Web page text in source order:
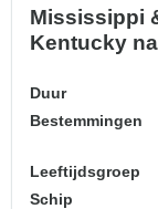
Mississippi
Kentucky
Duur
Bestemmingen
Leeftijdsgroep
Schip